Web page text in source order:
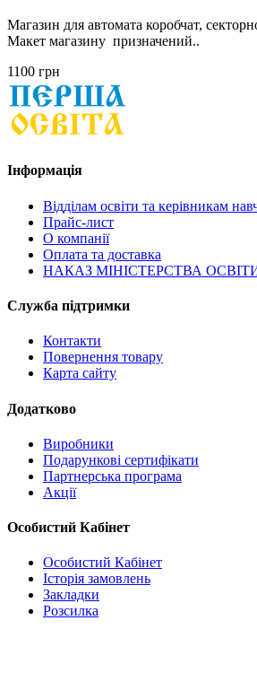
Магазин для автомата коробчат,
Макет магазину призначений..
1100 грн
Інформація
Відділам освіти та керівникам
Прайс-лист
О компанії
Оплата та доставка
НАКАЗ МІНІСТЕРСТВА
Служба підтримки
Контакти
Повернення товару
Карта сайту
Додатково
Виробники
Подарункові сертифікати
Партнерська програма
Акції
Особистий Кабінет
Особистий Кабінет
Історія замовлень
Закладки
Розсилка